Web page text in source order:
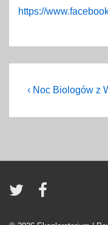
https://
Nawigacja
Previous
‹ Noc Biologów z